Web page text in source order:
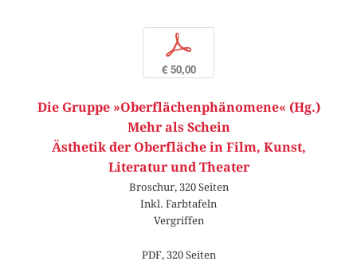
p
€ 50,00
Die Gruppe »Oberflächenphänomene« (Hg.)
Mehr als Schein
Ästhetik der Oberfläche in Film, Kunst,
Literatur und Theater
Broschur, 320 Seiten
Inkl. Farbtafeln
Vergriffen
PDF, 320 Seiten